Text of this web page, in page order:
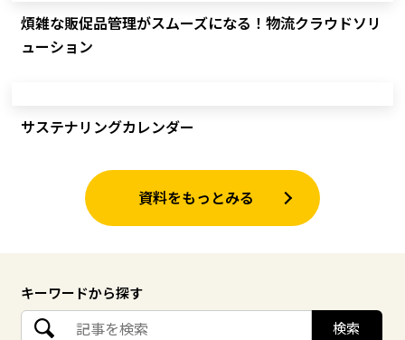
煩雑な販促品管理がスムーズになる！物流クラウドソリ
ューション
サステナリングカレンダー
資料をもっとみる
キーワードから探す